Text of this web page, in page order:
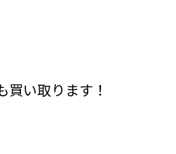
買い取ります！